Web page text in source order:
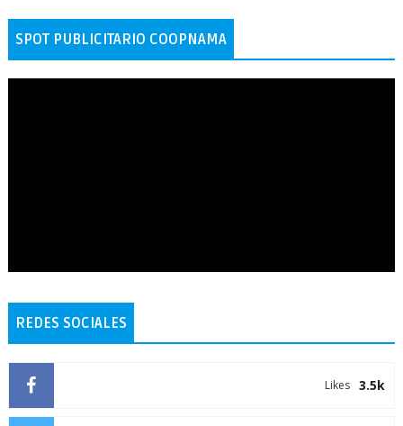
SPOT PUBLICITARIO COOPNAMA
REDES SOCIALES
3.5k
Likes